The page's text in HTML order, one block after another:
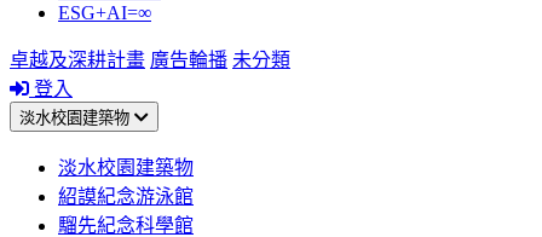
ESG+AI=∞
卓越及深耕計畫 廣告輪播 未分類
登入
淡水校園建築物
淡水校園建築物
紹謨紀念游泳館
騮先紀念科學館